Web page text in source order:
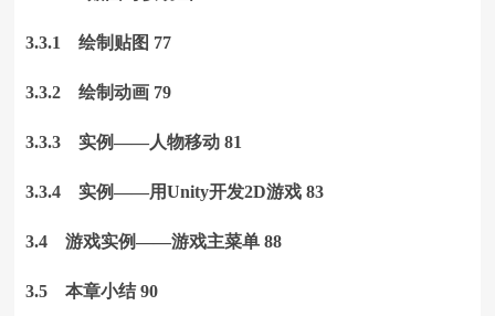
3.3.1 绘制贴图 77
3.3.2 绘制动画 79
3.3.3 实例——人物移动 81
3.3.4 实例——用Unity开发2D游戏 83
3.4 游戏实例——游戏主菜单 88
3.5 本章小结 90